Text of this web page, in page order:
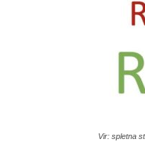
Vir: spletna